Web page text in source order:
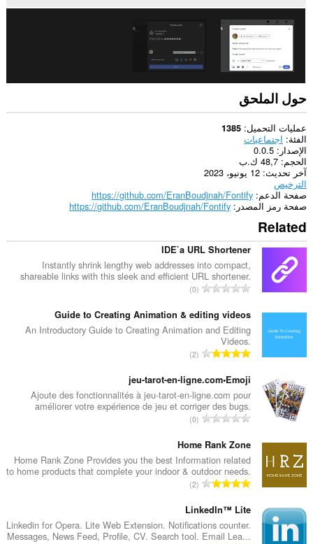
حول الملحق
عمليات التحميل 1385
الفئة اجتماعيات
الإصدار
0.0.5
الحجم 48,7 ك.ب
آخر تحديث 12 يونيو، 2023
الترخيص
صفحة الدعم https://github.com/EranBoudjnah/Fontify
صفحة رمز المصدر
https://github.com/EranBoudjnah/Fontify
Related
IDE`a URL Shortener
Instantly shrink lengthy web addresses into compact,
shareable links with this sleek and efficient URL shortener.
ا
ع
د
ا
إ
ج
م
ل
ي
ل
ل
ق
ي
ي
0
Guide to Creating Animation & editing videos
An Introductory Guide to Creating Animation and Editing
Videos.
ا
ع
د
د
ا
إ
ج
م
ل
ي
ل
2
jeu-tarot-en-ligne.com•Emoji
Ajoute des fonctionnalités à jeu-tarot-en-ligne.com pour
améliorer votre expérience de jeu et corriger des bugs.
ا
ع
د
د
ا
إ
ج
0
Home Rank Zone
Home Rank Zone Provides you the best Information related
to home products that complete your indoor & outdoor needs.
ا
ع
د
د
2
LinkedIn™ Lite
Linkedin for Opera. Lite Web Extension. Notifications counter.
Messages, News Feed, Profile, CV. Search tool. Email Lea...